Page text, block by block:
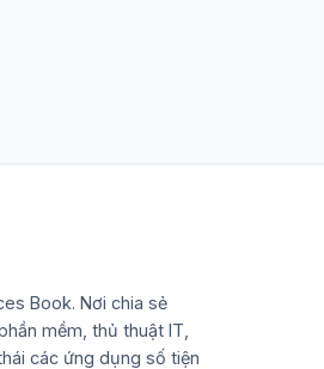
Book. Nơi chia sẻ
mềm, thủ thuật IT,
các ứng dụng số tiện